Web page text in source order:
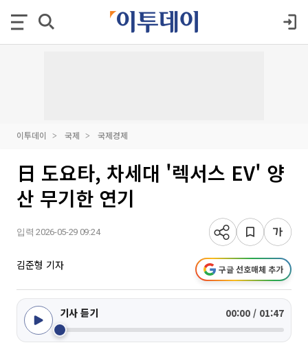
이투데이 국제 국제경제
日 도요타, 차세대 '렉서스 EV' 양
산 무기한 연기
입력 2026-05-29 09:24
김준형 기자 구글 선호매체 추가
기사 듣기 00:00 / 01:47